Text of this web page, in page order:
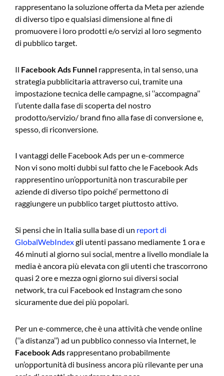
rappresentano la soluzione offerta da Meta per aziende
di diverso tipo e qualsiasi dimensione al fine di
promuovere i loro prodotti e/o servizi al loro segmento
di pubblico target.
Il Facebook Ads Funnel rappresenta, in tal senso, una
strategia pubblicitaria attraverso cui, tramite una
impostazione tecnica delle campagne, si ‘’accompagna’’
l’utente dalla fase di scoperta del nostro
prodotto/servizio/ brand fino alla fase di conversione e,
spesso, di riconversione.
I vantaggi delle Facebook Ads per un e-commerce
Non vi sono molti dubbi sul fatto che le Facebook Ads
rappresentino un’opportunità non trascurabile per
aziende di diverso tipo poiché’ permettono di
raggiungere un pubblico target piuttosto attivo.
Si pensi che in Italia sulla base di un report di
GlobalWebIndexgli utenti passano mediamente 1 ora e
46 minuti al giorno sui social, mentre a livello mondiale la
media è ancora più elevata con gli utenti che trascorrono
quasi 2 ore e mezza ogni giorno sui diversi social
network, tra cui Facebook ed Instagram che sono
sicuramente due dei più popolari.
Per un e-commerce, che è una attività che vende online
(‘’a distanza’’) ad un pubblico connesso via Internet, le
Facebook Ads rappresentano probabilmente
un’opportunità di business ancora più rilevante per una